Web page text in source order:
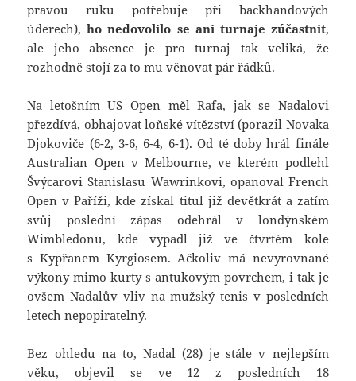
pravou ruku potřebuje při backhandových
úderech), ho nedovolilo se ani turnaje zúčastnit,
ale jeho absence je pro turnaj tak veliká, že
rozhodně stojí za to mu věnovat pár řádků.
Na letošním US Open měl Rafa, jak se Nadalovi
přezdívá, obhajovat loňské vítězství (porazil Novaka
Djokoviče (6-2, 3-6, 6-4, 6-1). Od té doby hrál finále
Australian Open v Melbourne, ve kterém podlehl
Švýcarovi Stanislasu Wawrinkovi, opanoval French
Open v Paříži, kde získal titul již devětkrát a zatím
svůj poslední zápas odehrál v londýnském
Wimbledonu, kde vypadl již ve čtvrtém kole
s Kypřanem Kyrgiosem. Ačkoliv má nevyrovnané
výkony mimo kurty s antukovým povrchem, i tak je
ovšem Nadalův vliv na mužský tenis v posledních
letech nepopiratelný.
Bez ohledu na to, Nadal (28) je stále v nejlepším
věku, objevil se ve 12 z posledních 18